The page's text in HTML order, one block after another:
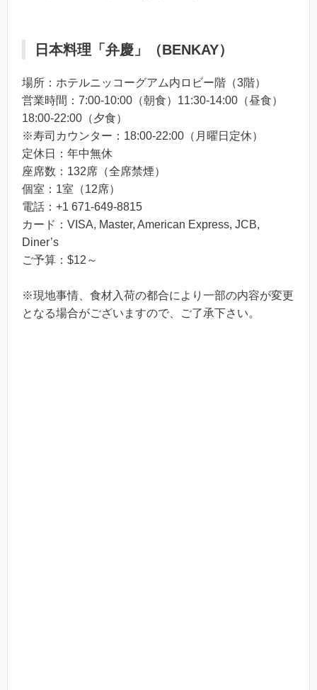
日本料理「弁慶」（BENKAY）
場所：ホテルニッコーグアム内ロビー階（3階）
営業時間：7:00-10:00（朝食）11:30-14:00（昼食）
18:00-22:00（夕食）
※寿司カウンター：18:00-22:00（月曜日定休）
定休日：年中無休
座席数：132席（全席禁煙）
個室：1室（12席）
電話：+1 671-649-8815
カード：VISA, Master, American Express, JCB,
Diner’s
ご予算：$12～
※現地事情、食材入荷の都合により一部の内容が変更
となる場合がございますので、ご了承下さい。